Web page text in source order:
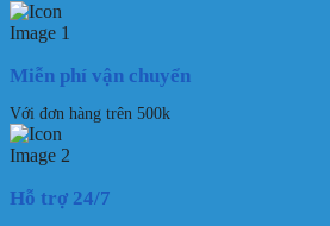
Miễn phí vận chuyển
Với đơn hàng trên 500k
Hỗ trợ 24/7